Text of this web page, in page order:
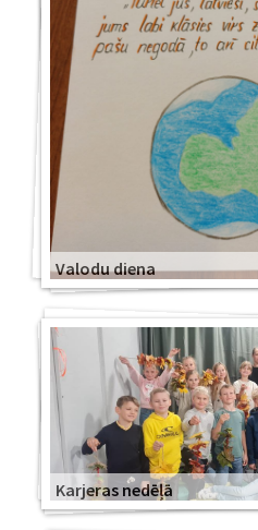
Valodu diena
Karjeras nedēļā